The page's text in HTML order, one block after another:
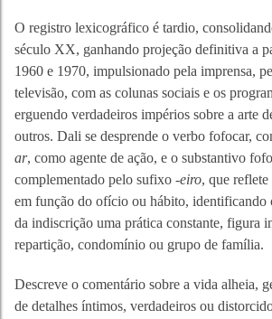
O registro lexicográfico é tardio,
século XX, ganhando projeção definitiva a
1960 e 1970, impulsionado pela imprensa,
televisão, com as colunas sociais e os
erguendo verdadeiros impérios sobre a arte
outros. Dali se desprende o verbo fofocar,
ar, como agente de ação, e o substantivo
complementado pelo sufixo -eiro, que
em função do ofício ou hábito,
da indiscrição uma prática constante, figura
repartição, condomínio ou grupo de família.
Descreve o comentário sobre a vida alheia,
de detalhes íntimos, verdadeiros ou